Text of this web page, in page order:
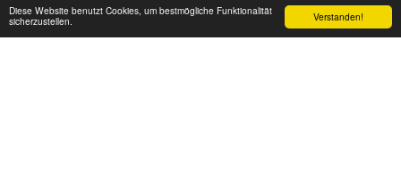
Verstanden!
Diese Website benutzt Cookies, um bestmögliche Funktionalität
sicherzustellen.
Copyright © 2026 Alle Rechte vorbehalten.
AGBs|Datenschutzbestimmungen